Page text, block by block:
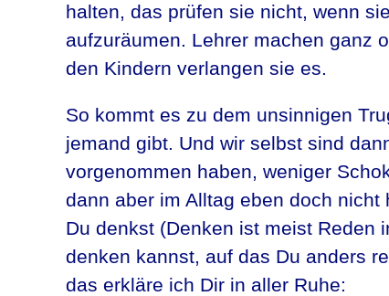
halten, das prüfen sie nicht, wenn
aufzuräumen. Lehrer machen ganz
den Kindern verlangen sie es.
So kommt es zu dem unsinnigen
jemand gibt. Und wir selbst sind
vorgenommen haben, weniger
dann aber im Alltag eben doch
Du denkst (Denken ist meist Reden
denken kannst, auf das Du anders
das erkläre ich Dir in aller Ruhe: